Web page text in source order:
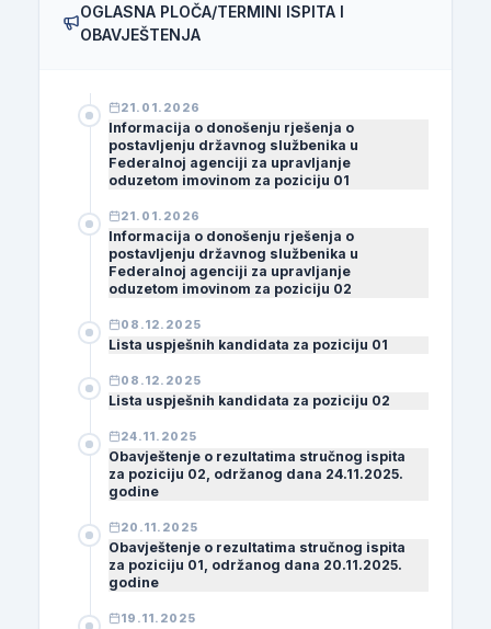
OGLASNA PLOČA/TERMINI ISPITA I
OBAVJEŠTENJA
21.01.2026
Informacija o donošenju rješenja o
postavljenju državnog službenika u
Federalnoj agenciji za upravljanje
oduzetom imovinom za poziciju 01
21.01.2026
Informacija o donošenju rješenja o
postavljenju državnog službenika u
Federalnoj agenciji za upravljanje
oduzetom imovinom za poziciju 02
08.12.2025
Lista uspješnih kandidata za poziciju 01
08.12.2025
Lista uspješnih kandidata za poziciju 02
24.11.2025
Obavještenje o rezultatima stručnog ispita
za poziciju 02, održanog dana 24.11.2025.
godine
20.11.2025
Obavještenje o rezultatima stručnog ispita
za poziciju 01, održanog dana 20.11.2025.
godine
19.11.2025